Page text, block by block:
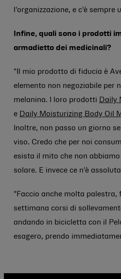
l'organizzazione, e c'è sempre
Infine, quali sono i prodotti
armadietto dei medicinali?
"Il mio prodotto di fiducia è
elemento non negoziabile per
melanina. I loro prodotti Daily
e Daily Moisturizing Body Oil
Inoltre, non passo un giorno
viso. Credo che per noi
esista il mito che non
solare. E invece ce n'è
"Faccio anche molta palestra,
settimana corsi di
andando in bicicletta con il
esagero, prendo